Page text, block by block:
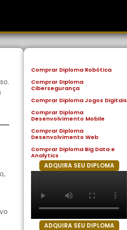
Comprar Diploma Robótica
Comprar Diploma
Cibersegurança
Comprar Diploma Jogos Digitais
Comprar Diploma
Desenvolvimento Mobile
Comprar Diploma
Desenvolvimento Web
Comprar Diploma Big Data e
Analytics
ADQUIRA SEU DIPLOMA
ADQUIRA SEU DIPLOMA